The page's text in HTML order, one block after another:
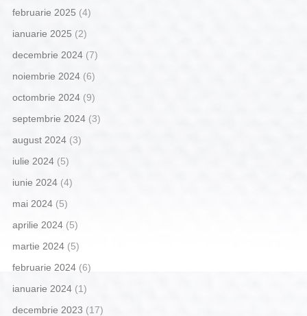
februarie 2025 (4)
ianuarie 2025 (2)
decembrie 2024(7)
noiembrie 2024(6)
octombrie 2024(9)
septembrie 2024(3)
august 2024(3)
iulie 2024(5)
iunie 2024(4)
mai 2024(5)
aprilie 2024(5)
martie 2024(5)
februarie 2024(6)
ianuarie 2024(1)
decembrie 2023 (17)